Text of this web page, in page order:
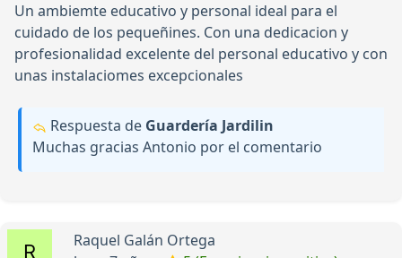
Un ambiemte educativo y personal ideal para el
cuidado de los pequeñines. Con una dedicacion y
profesionalidad excelente del personal educativo y con
unas instalaciomes excepcionales
Respuesta de Guardería Jardilin
Muchas gracias Antonio por el comentario
Raquel Galán Ortega